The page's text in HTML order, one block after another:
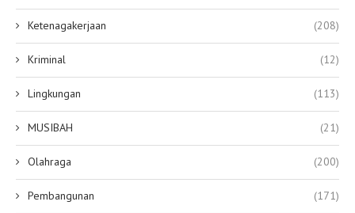
Ketenagakerjaan (208)
Kriminal (12)
Lingkungan (113)
MUSIBAH (21)
Olahraga (200)
Pembangunan (171)